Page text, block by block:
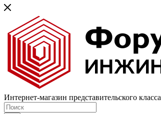
Интернет-магазин представительского класса